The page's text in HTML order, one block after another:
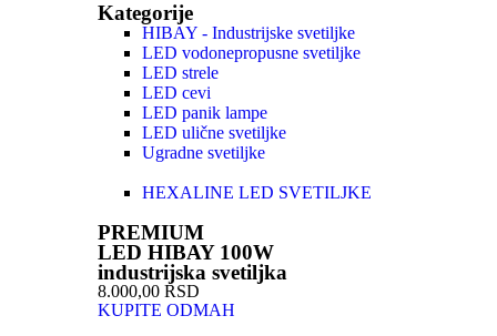
Kategorije
HIBAY - Industrijske svetiljke
LED vodonepropusne svetiljke
LED strele
LED cevi
LED panik lampe
LED ulične svetiljke
Ugradne svetiljke
HEXALINE LED SVETILJKE
PREMIUM
LED HIBAY 100W
industrijska svetiljka
8.000,00 RSD
KUPITE ODMAH